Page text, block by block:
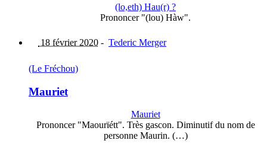
(lo,eth) Hau(r) ?
Prononcer "(lou) Hàw".
18 février 2020 - Tederic Merger
(Le Fréchou)
Mauriet
Mauriet
Prononcer "Maourïétt". Très gascon. Diminutif du nom de
personne Maurin. (…)